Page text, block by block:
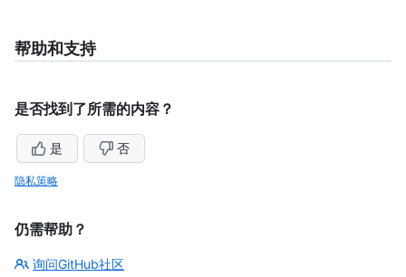
帮助和支持
是否找到了所需的内容？
是 否
隐私策略
仍需帮助？
询问GitHub社区